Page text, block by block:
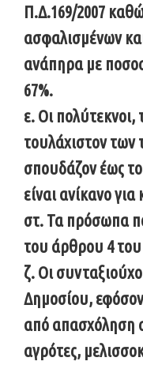
Π.Δ.169/2007
ασφαλισμένων
ανάπηρα με
67%.
ε. Οι
τουλάχιστον των
σπουδάζον έως το
είναι ανίκανο
στ. Τα πρόσωπα
του άρθρου 4 του
ζ. Οι
Δημοσίου,
από απασχόληση
αγρότες,